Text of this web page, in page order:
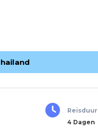
Reisduur
4 Dagen